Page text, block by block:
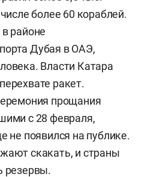
более 60 кораблей.
районе
Дубая в ОАЭ,
Власти Катара
ракет.
прощания
с 28 февраля,
не появился на публике.
скакать, и страны
резервы.